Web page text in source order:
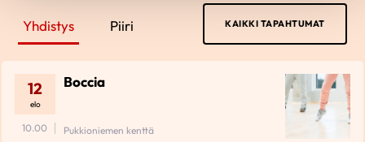
Yhdistys Piiri KAIKKI TAPAHTUMAT
12
elo
Boccia
10.00 Pukkioniemen kenttä